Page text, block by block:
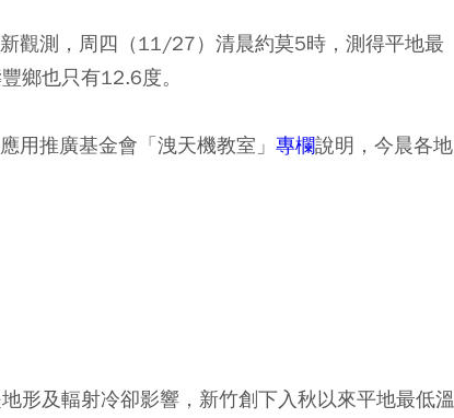
觀測，周四（11/27）清晨約莫5時，測得平地最
鄉也只有12.6度。
用推廣基金會「洩天機教室」 專欄說明，今晨各地
形及輻射冷卻影響，新竹創下入秋以來平地最低溫